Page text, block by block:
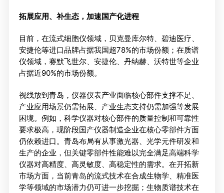
拓展应用、补生态，加速国产化进程
目前，在流式细胞仪领域，贝克曼库尔特、碧迪医疗、
安捷伦等进口品牌占据我国超78%的市场份额；在质谱
仪领域，赛默飞世尔、安捷伦、丹纳赫、沃特世等企业
占据近90%的市场份额。
视线放到青岛，仪器仪表产业面临核心部件支撑不足、
产业应用场景仍需拓展、产业生态支持仍需加强等发展
困境。例如，科学仪器对核心部件的质量控制和可靠性
要求极高，现阶段国产仪器制造企业在核心零部件方面
仍依赖进口。青岛布局有从事激光器、光学元件研发和
生产的企业，但关键零部件性能难以完全满足高端科学
仪器对高精度、高灵敏度、高稳定性的需求。在开拓新
市场方面，当前青岛的流式技术在合成生物学、精准医
学等领域的市场潜力仍可进一步挖掘；生物质谱技术在